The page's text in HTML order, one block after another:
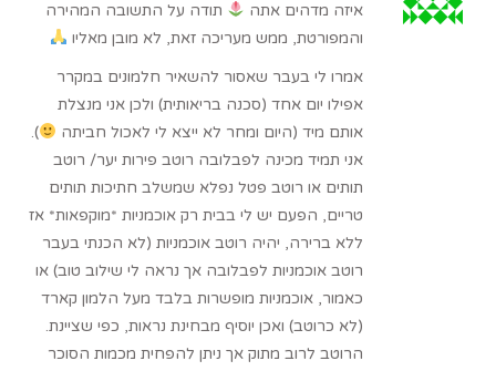
איזה מדהים אתה
תודה על התשובה המהירה
והמפורטת, ממש מעריכה זאת, לא מובן מאליו
אמרו לי בעבר שאסור להשאיר חלמונים במקרר
אפילו יום אחד (סכנה בריאותית) ולכן אני מנצלת
אותם מיד (היום ומחר לא ייצא לי לאכול חביתה
).
אני תמיד מכינה לפבלובה רוטב פירות יער/ רוטב
תותים או רוטב פטל נפלא שמשלב חתיכות תותים
טריים, הפעם יש לי בבית רק אוכמניות *מוקפאות* אז
ללא ברירה, יהיה רוטב אוכמניות (לא הכנתי בעבר
רוטב אוכמניות לפבלובה אך נראה לי שילוב טוב) או
כאמור, אוכמניות מופשרות בלבד מעל הלמון קארד
(לא כרוטב) ואכן יוסיף מבחינת נראות, כפי שציינת.
הרוטב לרוב מתוק אך ניתן להפחית מכמות הסוכר